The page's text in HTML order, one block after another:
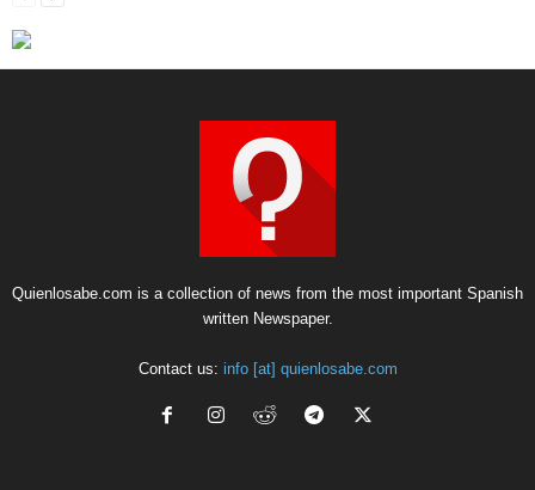
Quienlosabe.com is a collection of news from the most important Spanish
written Newspaper.
Contact us: info [at] quienlosabe.com